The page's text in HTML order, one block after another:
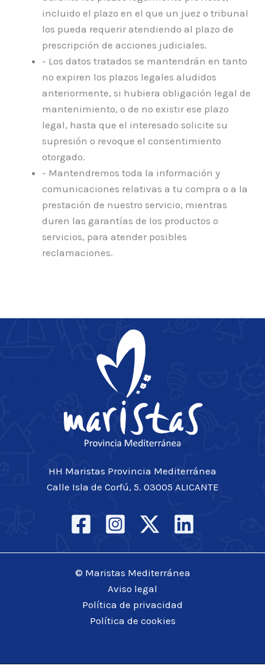
incluido el plazo en el que un juez o tribunal
los pueda requerir atendiendo al plazo de
prescripción de acciones judiciales.
- Los datos tratados se mantendrán en tanto
no expiren los plazos legales aludidos
anteriormente, si hubiera obligación legal de
mantenimiento, o de no existir ese plazo
legal, hasta que el interesado solicite su
supresión o revoque el consentimiento
otorgado.
- Mantendremos toda la información y
comunicaciones relativas a tu compra o a la
prestación de nuestro servicio, mientras
duren las garantías de los productos o
servicios, para atender posibles
reclamaciones.
HH Maristas Provincia Mediterránea
Calle Isla de Corfú, 5. 03005 ALICANTE
© Maristas Mediterránea
Aviso legal
Política de privacidad
Política de cookies